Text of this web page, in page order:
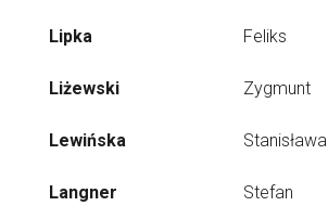
Lipka Feliks
Liżewski Zygmunt
Lewińska Stanisława
Langner Stefan